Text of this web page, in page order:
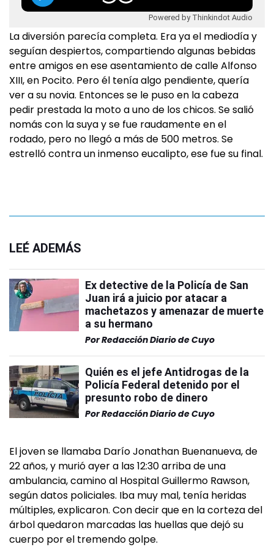
Powered by Thinkindot Audio
La diversión parecía completa. Era ya el mediodía y
seguían despiertos, compartiendo algunas bebidas
entre amigos en ese asentamiento de calle Alfonso
XIII, en Pocito. Pero él tenía algo pendiente, quería
ver a su novia. Entonces se le puso en la cabeza
pedir prestada la moto a uno de los chicos. Se salió
nomás con la suya y se fue raudamente en el
rodado, pero no llegó a más de 500 metros. Se
estrelló contra un inmenso eucalipto, ese fue su final.
LEÉ ADEMÁS
Ex detective de la Policía de San
Juan irá a juicio por atacar a
machetazos y amenazar de muerte
a su hermano
PorRedacción Diario de Cuyo
Quién es el jefe Antidrogas de la
Policía Federal detenido por el
presunto robo de dinero
PorRedacción Diario de Cuyo
El joven se llamaba Darío Jonathan Buenanueva, de
22 años, y murió ayer a las 12:30 arriba de una
ambulancia, camino al Hospital Guillermo Rawson,
según datos policiales. Iba muy mal, tenía heridas
múltiples, explicaron. Con decir que en la corteza del
árbol quedaron marcadas las huellas que dejó su
cuerpo por el tremendo golpe.